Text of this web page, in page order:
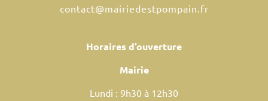
contact@mairiedestpompain.fr
Horaires d’ouverture
Mairie
Lundi : 9h30 à 12h30